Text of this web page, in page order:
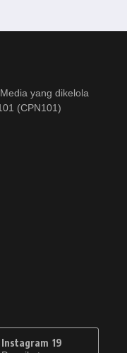
yang dikelola
(CPN101)
Instagram 19